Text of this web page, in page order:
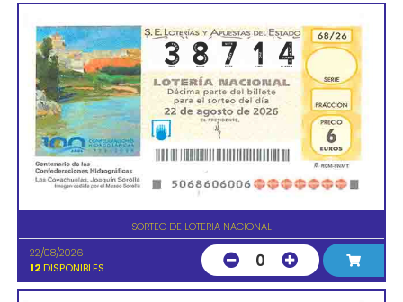
SORTEO DE LOTERIA NACIONAL
22/08/2026
12 DISPONIBLES 0